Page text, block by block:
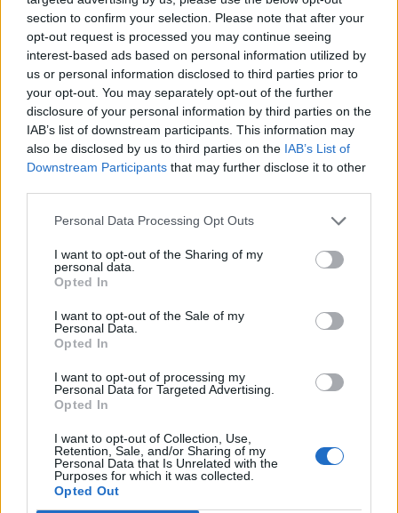
section to confirm your selection. Please note that after your
opt-out request is processed you may continue seeing
interest-based ads based on personal information utilized by
us or personal information disclosed to third parties prior to
your opt-out. You may separately opt-out of the further
disclosure of your personal information by third parties on the
IAB’s list of downstream participants. This information may
also be disclosed by us to third parties on the IAB’s List of
Downstream Participants that may further disclose it to other
Personal Data Processing Opt Outs
I want to opt-out of the Sharing of my
personal data.
Opted In
I want to opt-out of the Sale of my
Personal Data.
Opted In
I want to opt-out of processing my
Personal Data for Targeted Advertising.
Opted In
I want to opt-out of Collection, Use,
Retention, Sale, and/or Sharing of my
Personal Data that Is Unrelated with the
Purposes for which it was collected.
Opted Out
στάση εργασίας (12-2μμ για τον πρωινό κύκλο
και 2-4μμ για τον απογευματινό κύκλο).
Καλούνται μάλιστα οι ΕΛΜΕ να αναρτήσουν
μαύρες σημαίες και πανό διαμαρτυρίας στα
σχολεία που συγχωνεύονται ή καταργούνται.
TAGS: ΕΚΠΑΙΔΕΥΣΗ